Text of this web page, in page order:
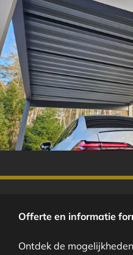
Offerte en informatie
Ontdek de